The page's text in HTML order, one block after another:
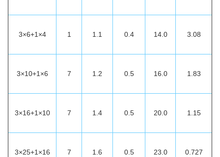
3×6+1×4 1 1.1 0.4 14.0 3.08
3×10+1×6 7 1.2 0.5 16.0 1.83
3×16+1×10 7 1.4 0.5 20.0 1.15
3×25+1×16 7 1.6 0.5 23.0 0.727